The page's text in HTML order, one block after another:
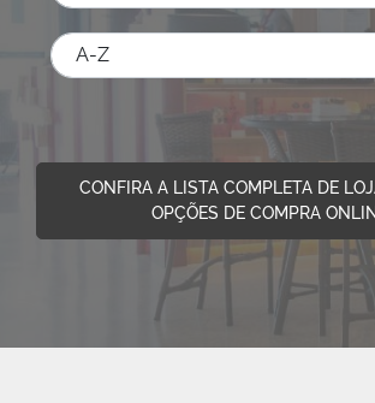
CONFIRA A LISTA COMPLETA DE
OPÇÕES DE COMPRA